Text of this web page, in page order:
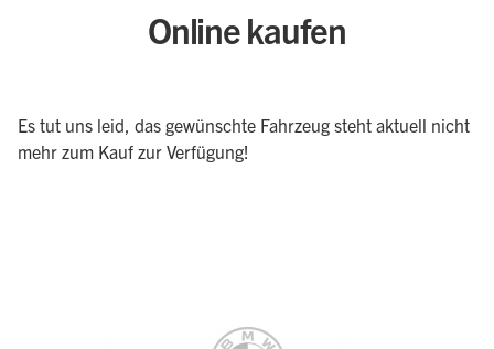
Online kaufen
Es tut uns leid, das gewünschte Fahrzeug steht aktuell nicht
mehr zum Kauf zur Verfügung!